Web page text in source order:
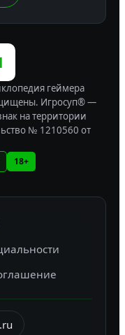
геймера
Игросуп® —
на территории
№ 1210560 от
18+